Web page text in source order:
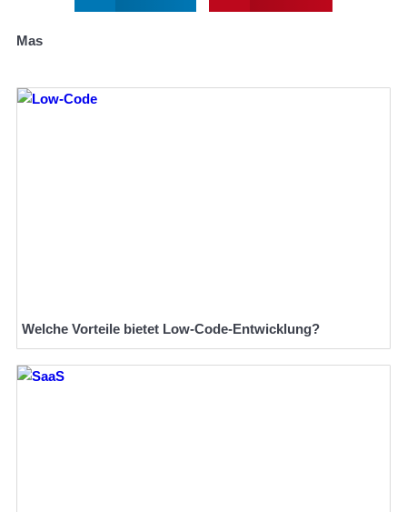
Mas
Welche Vorteile bietet Low-Code-Entwicklung?